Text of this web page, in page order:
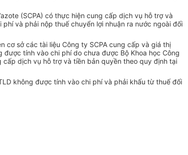
(SCPA) có thực hiện cung cấp dịch vụ hỗ trợ và
và phải nộp thuế chuyển lợi nhuận ra nước ngoài đối
cơ sở các tài liệu Công ty SCPA cung cấp và giá thị
tính vào chi phí do chưa được Bộ Khoa học Công
dịch vụ hỗ trợ và tiền bản quyền theo quy định tại
không được tính vào chi phí và phải khấu từ thuế đối